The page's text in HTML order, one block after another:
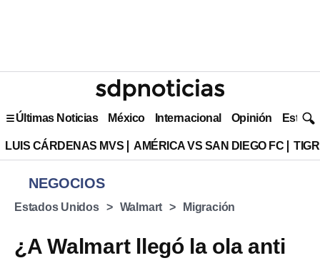
Últimas Noticias México Internacional Opinión Estilo
LUIS CÁRDENAS MVS AMÉRICA VS SAN DIEGO FC
NEGOCIOS
Estados Unidos Walmart Migración
¿A Walmart llegó la ola anti